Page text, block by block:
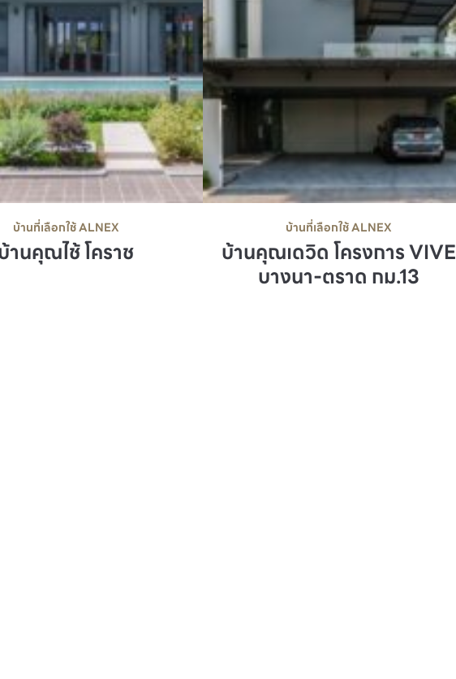
บ้านที่เลือกใช้ ALNEX
านคุณไช้ โคราช
บ้านที่เลือกใช้ ALNEX
บ้านคุณเดวิด โครงการ VIVE
บางนา-ตราด กม.13